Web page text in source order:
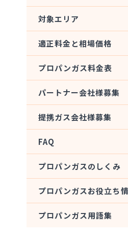
対象エリア
適正料金と相場価格
プロパンガス料金表
パートナー会社様募集
提携ガス会社様募集
FAQ
プロパンガスのしくみ
プロパンガスお役立ち
プロパンガス用語集